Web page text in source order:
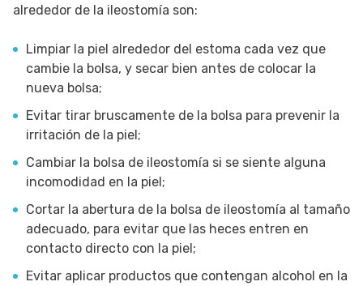
alrededor de la ileostomía son:
Limpiar la piel alrededor del estoma cada vez que
cambie la bolsa, y secar bien antes de colocar la
nueva bolsa;
Evitar tirar bruscamente de la bolsa para prevenir la
irritación de la piel;
Cambiar la bolsa de ileostomía si se siente alguna
incomodidad en la piel;
Cortar la abertura de la bolsa de ileostomía al tamaño
adecuado, para evitar que las heces entren en
contacto directo con la piel;
Evitar aplicar productos que contengan alcohol en la